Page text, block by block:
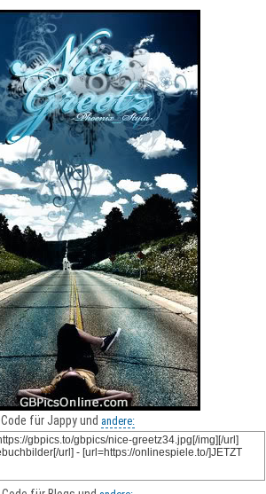
Code für Jappy und andere: